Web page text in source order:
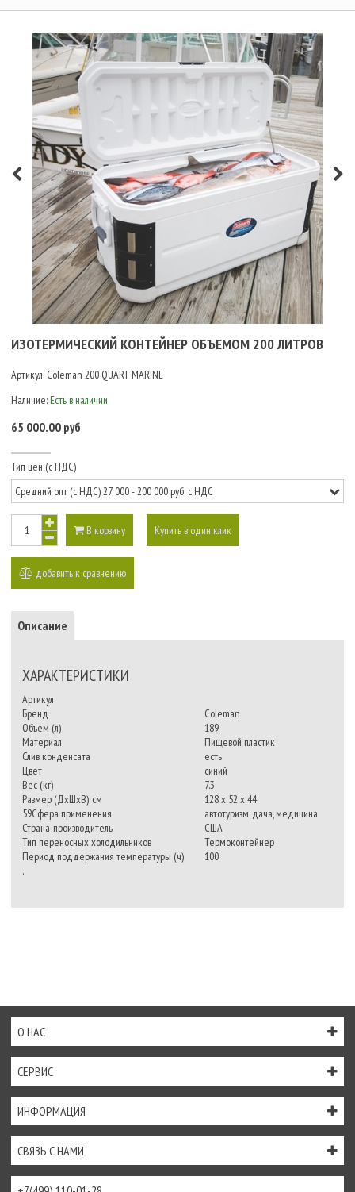
ИЗОТЕРМИЧЕСКИЙ КОНТЕЙНЕР ОБЪЕМОМ 200 ЛИТРОВ
Артикул: Coleman 200 QUART MARINE
Наличие: Есть в наличии
65 000.00 руб
Тип цен (с НДС)
В корзину Купить в один клик
добавить к сравнению
Описание
ХАРАКТЕРИСТИКИ
Артикул
Бренд
Coleman
Объем (л)
189
Материал
Пищевой пластик
Слив конденсата
есть
Цвет
синий
Вес (кг)
7.3
Размер (ДхШхВ), см
128 х 52 х 44
59Сфера применения
автотуризм, дача, медицина
Страна-производитель
США
Тип переносных холодильников
Термоконтейнер
Период поддержания температуры (ч)
100
.
О НАС
СЕРВИС
ИНФОРМАЦИЯ
СВЯЗЬ С НАМИ